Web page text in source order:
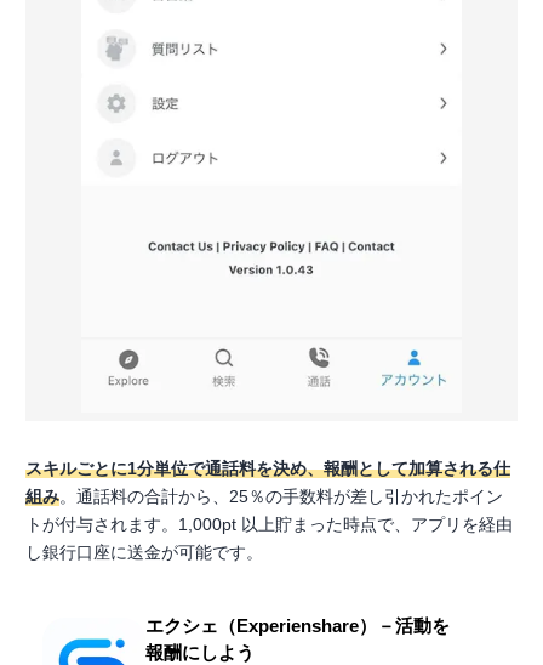
スキルごとに1分単位で通話料を決め、報酬として加算される仕
組み。通話料の合計から、25％の手数料が差し引かれたポイン
トが付与されます。1,000pt 以上貯まった時点で、アプリを経由
し銀行口座に送金が可能です。
エクシェ（Experienshare）－活動を
報酬にしよう